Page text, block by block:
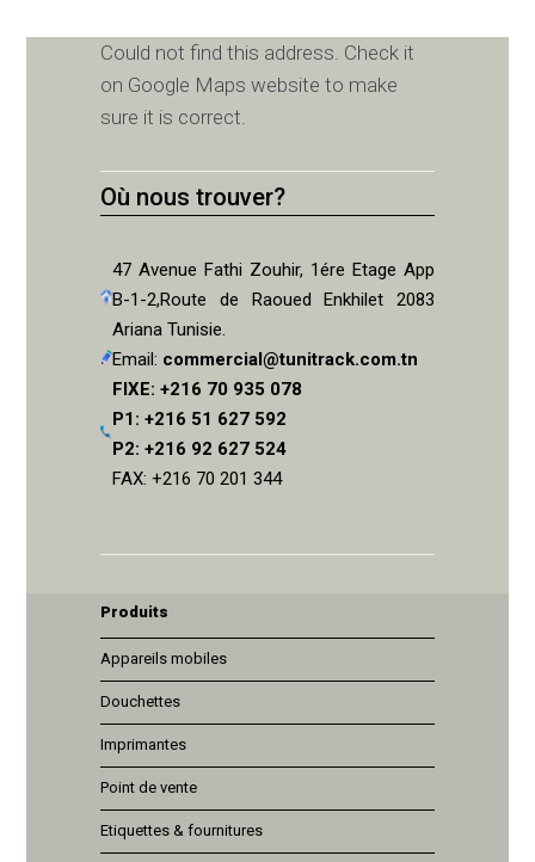
Could not find this address. Check it
on Google Maps website to make
sure it is correct.
Où nous trouver?
47 Avenue Fathi Zouhir, 1ére Etage App
B-1-2,Route de Raoued Enkhilet 2083
Ariana Tunisie.
Email: commercial@tunitrack.com.tn
FIXE: +216 70 935 078
P1: +216 51 627 592
P2: +216 92 627 524
FAX: +216 70 201 344
Produits
Appareils mobiles
Douchettes
Imprimantes
Point de vente
Etiquettes & fournitures